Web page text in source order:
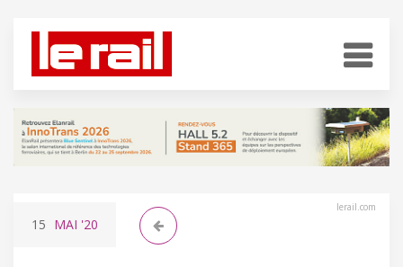
lerail.com
15 MAI '20